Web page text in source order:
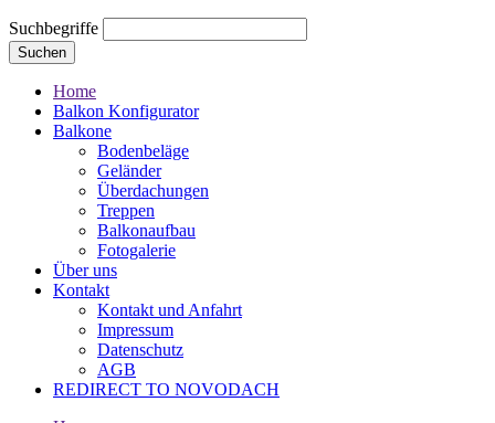
Suchbegriffe
Suchen
Home
Balkon Konfigurator
Balkone
Bodenbeläge
Geländer
Überdachungen
Treppen
Balkonaufbau
Fotogalerie
Über uns
Kontakt
Kontakt und Anfahrt
Impressum
Datenschutz
AGB
REDIRECT TO NOVODACH